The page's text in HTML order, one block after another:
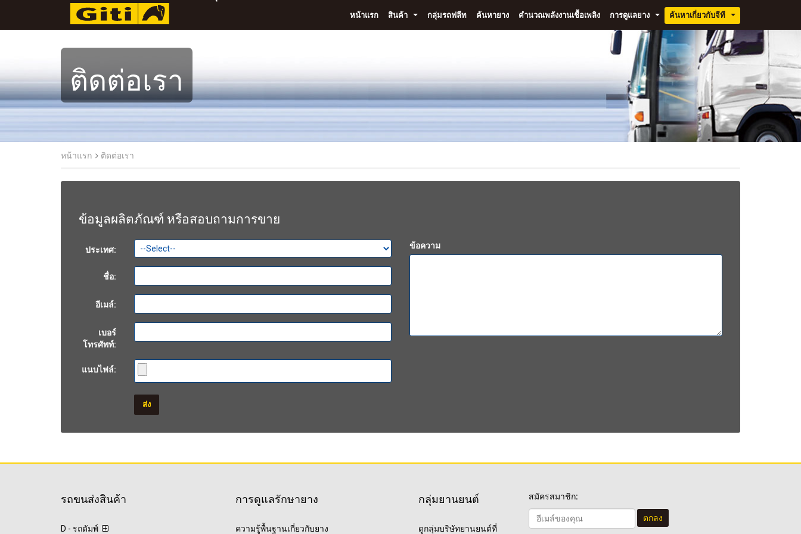
หน้าแรก
สินค้า
กลุ่มรถฟลีท ค้นหายาง คำนวณพลังงานเชื้อเพลิง
การดูแลยาง
ค้นหาเกี่ยวกับจีที
...
ติดต่อเรา
หน้าแรก ติดต่อเรา
ข้อมูลผลิตภัณฑ์ หรือสอบถามการขาย
ประเทศ:
ชื่อ:
อีเมล์:
เบอร์
โทรศัพท์:
แนบไฟล์:
ข้อความ
ส่ง
รถขนส่งสินค้า
D - รถดัมพ์
การดูแลรักษายาง
ความรู้พื้นฐานเกี่ยวกับยาง
กลุ่มยานยนต์
ดูกลุ่มบริษัทยานยนต์ที่
สมัครสมาชิก:
ตกลง